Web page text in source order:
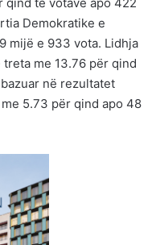
Demokratike e
mijë e 933 vota. Lidhja
me 13.76 për qind
në rezultatet
5.73 për qind apo 48